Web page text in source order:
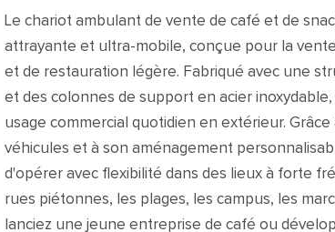
Le chariot ambulant de vente de café et de
attrayante et ultra-mobile, conçue pour la
et de restauration légère. Fabriqué avec une
et des colonnes de support en acier
usage commercial quotidien en extérieur.
véhicules et à son aménagement
d'opérer avec flexibilité dans des lieux à forte
rues piétonnes, les plages, les campus, les
lanciez une jeune entreprise de café ou